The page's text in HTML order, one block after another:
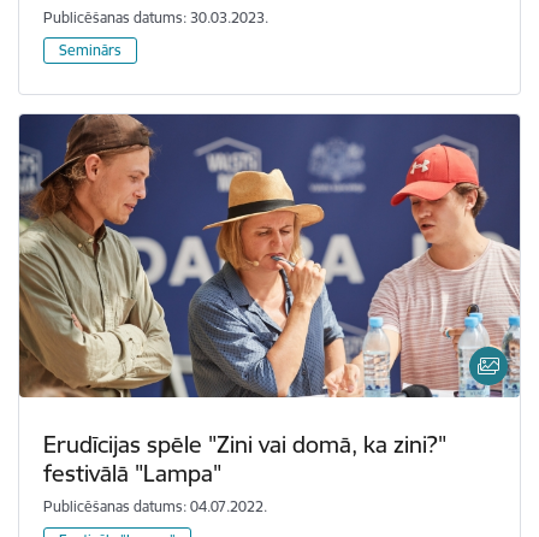
Publicēšanas datums: 30.03.2023.
Seminārs
Erudīcijas spēle "Zini vai domā, ka zini?"
festivālā "Lampa"
Publicēšanas datums: 04.07.2022.